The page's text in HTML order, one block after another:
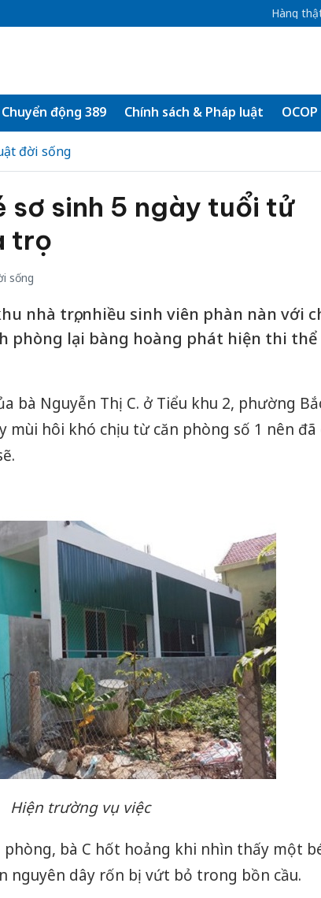
Hàng
Chuyển động 389 Chính sách & Pháp luật OCOP
đời sống
sơ sinh 5 ngày tuổi tử
trọ
sống
nhà trọ, nhiều sinh viên phàn nàn với
phòng lại bàng hoàng phát hiện thi thể
bà Nguyễn Thị C. ở Tiểu khu 2, phường
mùi hôi khó chịu từ căn phòng số 1 nên đã
Hiện trường vụ việc
bà C hốt hoảng khi nhìn thấy một
nguyên dây rốn bị vứt bỏ trong bồn cầu.